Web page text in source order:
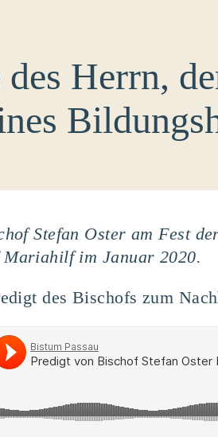
Herrn,
Stefan Oster am Fest
im Januar 2020.
des Bischofs zum